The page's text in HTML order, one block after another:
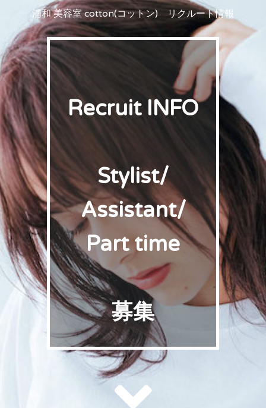
浦和 美容室 cotton(コットン) リクルート情報
Recruit INFO
Stylist/
Assistant/
Part time
募集